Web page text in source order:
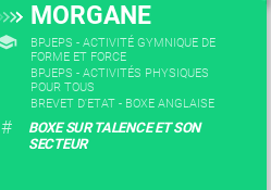
MORGANE
BPJEPS - ACTIVITÉ GYMNIQUE DE
FORME ET FORCE
BPJEPS - ACTIVITÉS PHYSIQUES
POUR TOUS
BREVET D'ETAT - BOXE ANGLAISE
#
BOXE SUR TALENCE ET SON
SECTEUR